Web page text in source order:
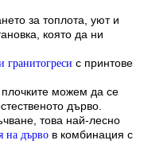
за топлота, уют и
която да ни
гранитогреси с принтове
можем да се
дърво.
това най-лесно
на дърво в комбинация с